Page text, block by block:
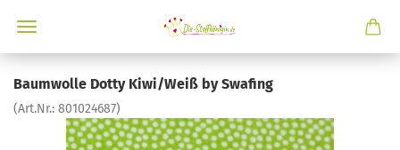
Baumwolle Dotty Kiwi/Weiß by Swafing
(Art.Nr.: 801024687)